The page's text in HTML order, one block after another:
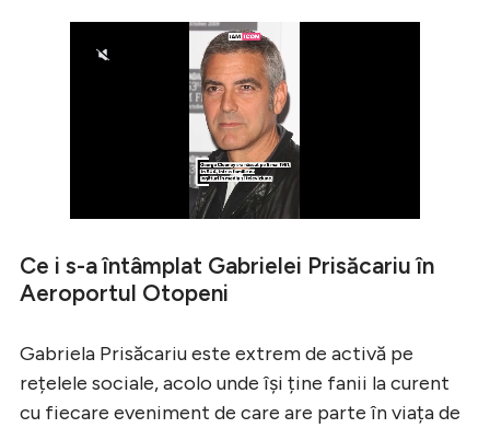
Ce i s-a întâmplat Gabrielei Prisăcariu în
Aeroportul Otopeni
Gabriela Prisăcariu este extrem de activă pe
rețelele sociale, acolo unde își ține fanii la curent
cu fiecare eveniment de care are parte în viața de